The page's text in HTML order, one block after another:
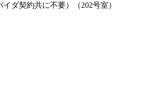
ダ契約共に不要）（202号室）